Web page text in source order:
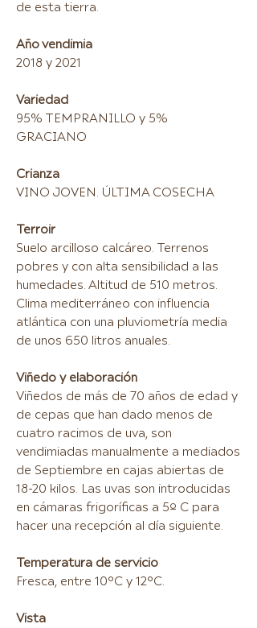
de esta tierra.
Año vendimia
2018 y 2021
Variedad
95% TEMPRANILLO y 5%
GRACIANO
Crianza
VINO JOVEN. ÚLTIMA COSECHA
Terroir
Suelo arcilloso calcáreo. Terrenos
pobres y con alta sensibilidad a las
humedades. Altitud de 510 metros.
Clima mediterráneo con influencia
atlántica con una pluviometría media
de unos 650 litros anuales.
Viñedo y elaboración
Viñedos de más de 70 años de edad y
de cepas que han dado menos de
cuatro racimos de uva, son
vendimiadas manualmente a mediados
de Septiembre en cajas abiertas de
18-20 kilos. Las uvas son introducidas
en cámaras frigoríficas a 5º C para
hacer una recepción al día siguiente.
Temperatura de servicio
Fresca, entre 10°C y 12°C.
Vista